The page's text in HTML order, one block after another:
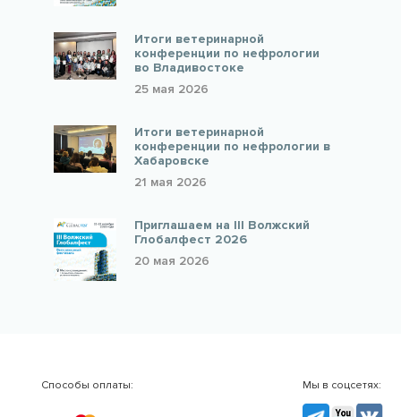
Итоги ветеринарной
конференции по нефрологии
во Владивостоке
25 мая 2026
Итоги ветеринарной
конференции по нефрологии в
Хабаровске
21 мая 2026
Приглашаем на III Волжский
Глобалфест 2026
20 мая 2026
Способы оплаты: Мы в соцсетях:
TG YouTube
VK